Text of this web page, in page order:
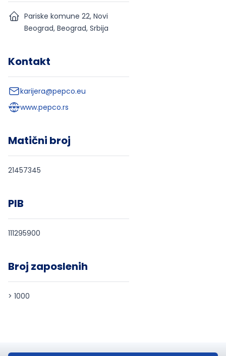
Pariske komune 22, Novi
Beograd, Beograd, Srbija
Kontakt
karijera@pepco.eu
www.pepco.rs
Matični broj
21457345
PIB
111295900
Broj zaposlenih
> 1000